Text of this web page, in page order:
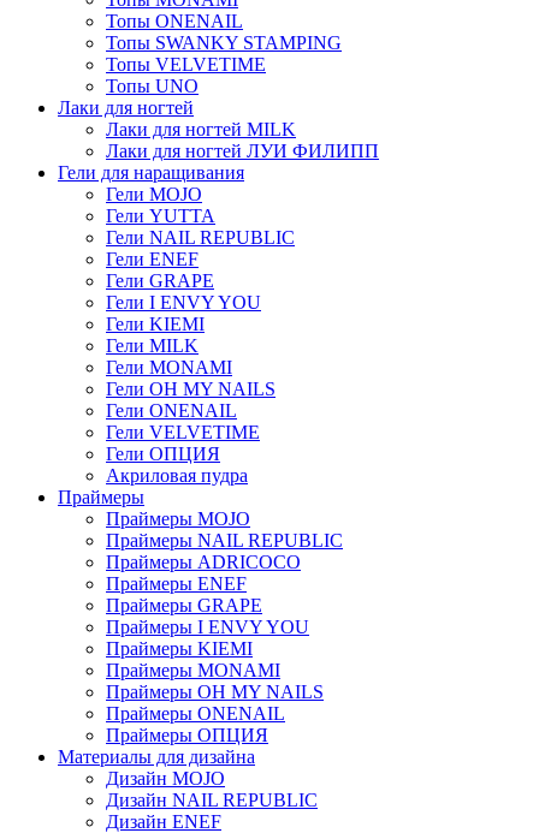
Топы ONENAIL
Топы SWANKY STAMPING
Топы VELVETIME
Топы UNO
Лаки для ногтей
Лаки для ногтей MILK
Лаки для ногтей ЛУИ ФИЛИПП
Гели для наращивания
Гели MOJO
Гели YUTTA
Гели NAIL REPUBLIC
Гели ENEF
Гели GRAPE
Гели I ENVY YOU
Гели KIEMI
Гели MILK
Гели MONAMI
Гели OH MY NAILS
Гели ONENAIL
Гели VELVETIME
Гели ОПЦИЯ
Акриловая пудра
Праймеры
Праймеры MOJO
Праймеры NAIL REPUBLIC
Праймеры ADRICOCO
Праймеры ENEF
Праймеры GRAPE
Праймеры I ENVY YOU
Праймеры KIEMI
Праймеры MONAMI
Праймеры OH MY NAILS
Праймеры ONENAIL
Праймеры ОПЦИЯ
Материалы для дизайна
Дизайн MOJO
Дизайн NAIL REPUBLIC
Дизайн ENEF